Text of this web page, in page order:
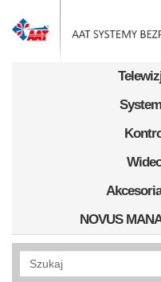
NOVUS
Wyszukiwanie pełnotekstowe